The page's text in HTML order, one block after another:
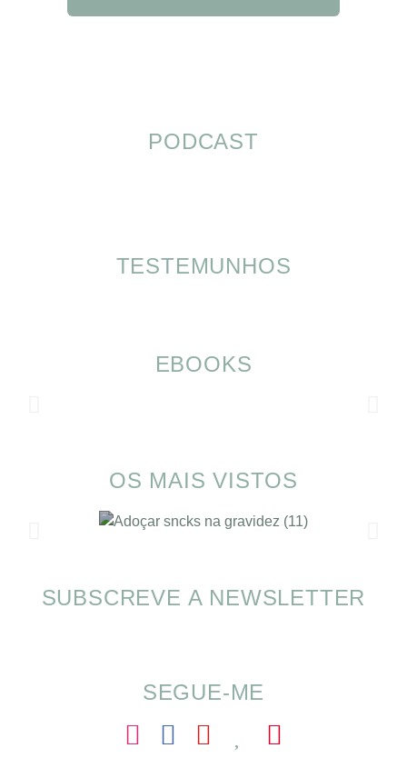
PODCAST
TESTEMUNHOS
EBOOKS
OS MAIS VISTOS
SOMP (SOP): 5 Ideias de Pequenos Almoços
SUBSCREVE A NEWSLETTER
SEGUE-ME